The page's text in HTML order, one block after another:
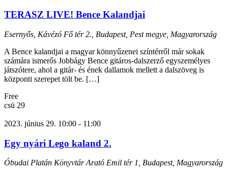
TERASZ LIVE! Bence Kalandjai
Esernyős, Kávézó Fő tér 2., Budapest, Pest megye, Magyarország
A Bence kalandjai a magyar könnyűzenei színtérről már sokak
számára ismerős Jobbágy Bence gitáros-dalszerző egyszemélyes
játszótere, ahol a gitár- és ének dallamok mellett a dalszöveg is
központi szerepet tölt be. […]
Free
csü 29
2023. június 29. 10:00 - 11:00
Egy nyári Lego kaland 2.
Óbudai Platán KönyvtárArató Emil tér 1, Budapest, Magyarország